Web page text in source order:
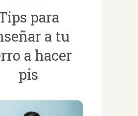
para
a tu
a hacer
pis